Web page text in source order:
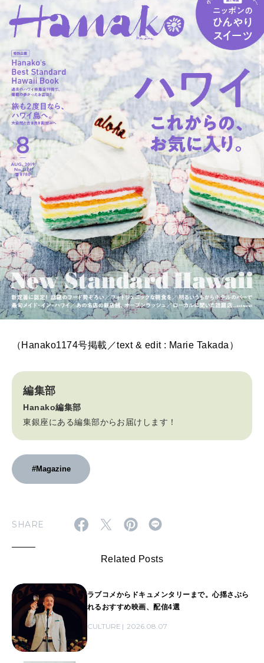
（Hanako1174号掲載／text & edit : Marie Takada）
編集部
Hanako編集部
東銀座にある編集部からお届けします！
#Magazine
SHARE
Related Posts
ラブコメからドキュメンタリーまで。心揺さぶら
れるおすすめ映画、配信4選
CULTURE 2026.08.07